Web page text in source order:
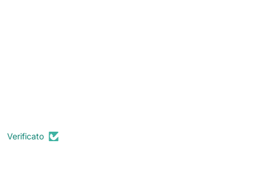
Verificato